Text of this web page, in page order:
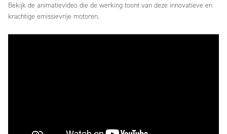
Bekijk de animatievideo die de werking toont van deze innovatieve en
krachtige emissievrije motoren.